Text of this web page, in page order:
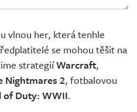
vlnou her, která tenhle
se mohou těšit na
strategiíWarcraft,
Nightmares 2, fotbalovou
of Duty: WWII.